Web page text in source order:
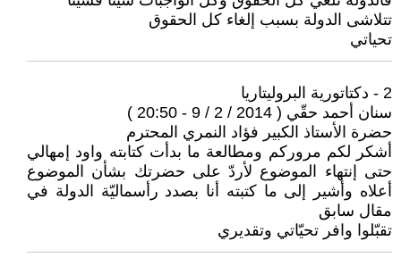
تتلاشى الدولة بسبب إلغاء كل الحقوق
تحياتي
2 - دكتاتورية البروليتاريا
سنان أحمد حقّي ( 2014 / 2 / 9 - 20:50 )
حضرة الأستاذ الكبير فؤاد النمري المحترم
أشكر لكم مروركم ومطالعة ما بدأت كتابته واود إمهالي
حتى إنتهاء الموضوع لأردّ على حضرتك بشأن الموضوع
أعلاه وأشير إلى ما كتبته أنا بصدد رأسماليّة الدولة في
مقال سابق
تقبّلوا وافر تحيّاتي وتقديري